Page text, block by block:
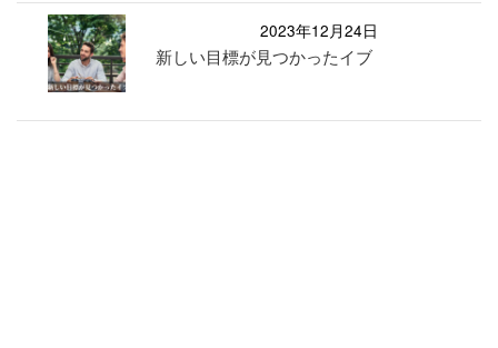
2023年12月24日
新しい目標が見つかったイブ